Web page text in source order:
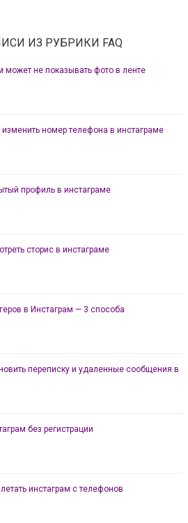
ИЗ РУБРИКИ FAQ
может не показывать фото в ленте
номер телефона в инстаграме
профиль в инстаграме
сторис в инстаграме
в Инстаграм — 3 способа
переписку и удаленные сообщения в
без регистрации
инстаграм с телефонов